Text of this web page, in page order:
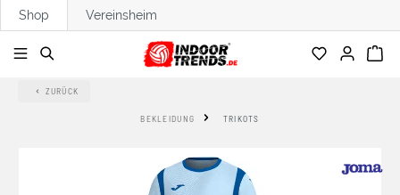
springen
Shop Vereinsheim
ZURÜCK
BEKLEIDUNG TRIKOTS